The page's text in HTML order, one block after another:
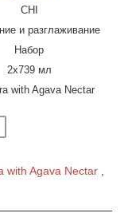
CHI
и разглаживание
Набор
2x739 мл
with Agava Nectar
with Agava Nectar